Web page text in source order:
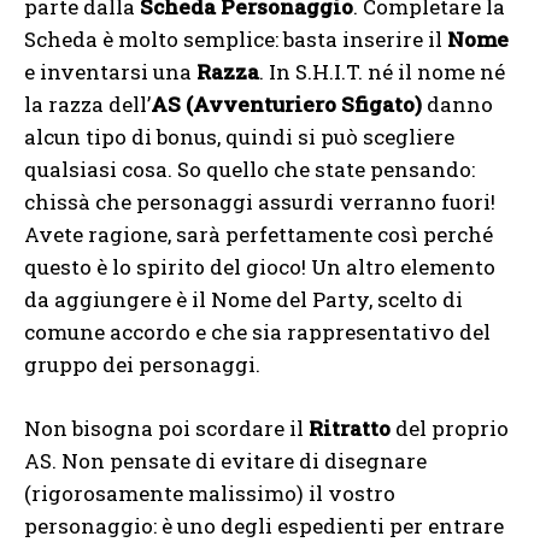
parte dalla Scheda Personaggio. Completare la
Scheda è molto semplice: basta inserire il Nome
e inventarsi una Razza. In S.H.I.T. né il nome né
la razza dell’AS (Avventuriero Sfigato) danno
alcun tipo di bonus, quindi si può scegliere
qualsiasi cosa. So quello che state pensando:
chissà che personaggi assurdi verranno fuori!
Avete ragione, sarà perfettamente così perché
questo è lo spirito del gioco! Un altro elemento
da aggiungere è il Nome del Party, scelto di
comune accordo e che sia rappresentativo del
gruppo dei personaggi.
Non bisogna poi scordare il Ritratto del proprio
AS. Non pensate di evitare di disegnare
(rigorosamente malissimo) il vostro
personaggio: è uno degli espedienti per entrare